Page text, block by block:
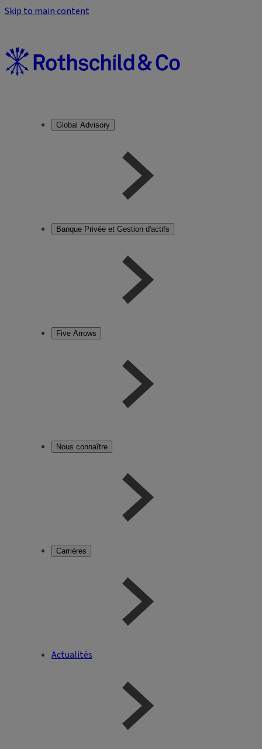
Skip to main content
Global Advisory
Banque Privée et Gestion d'actifs
Five Arrows
Nous connaître
Carrières
Actualités